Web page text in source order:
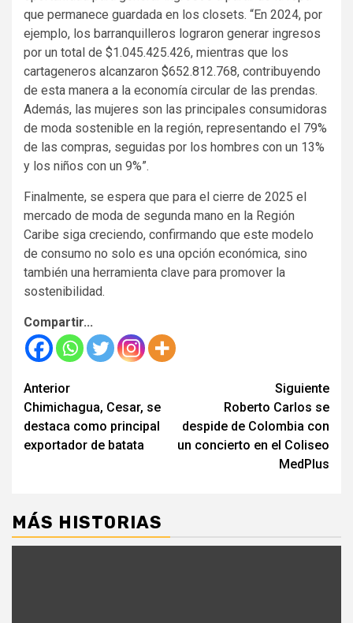
que permanece guardada en los closets. “En 2024, por
ejemplo, los barranquilleros lograron generar ingresos
por un total de $1.045.425.426, mientras que los
cartageneros alcanzaron $652.812.768, contribuyendo
de esta manera a la economía circular de las prendas.
Además, las mujeres son las principales consumidoras
de moda sostenible en la región, representando el 79%
de las compras, seguidas por los hombres con un 13%
y los niños con un 9%”.
Finalmente, se espera que para el cierre de 2025 el
mercado de moda de segunda mano en la Región
Caribe siga creciendo, confirmando que este modelo
de consumo no solo es una opción económica, sino
también una herramienta clave para promover la
sostenibilidad.
Compartir...
Seguir
leyendo
Anterior
Chimichagua, Cesar, se
destaca como principal
exportador de batata
Siguiente
Roberto Carlos se
despide de Colombia con
un concierto en el Coliseo
MedPlus
MÁS HISTORIAS